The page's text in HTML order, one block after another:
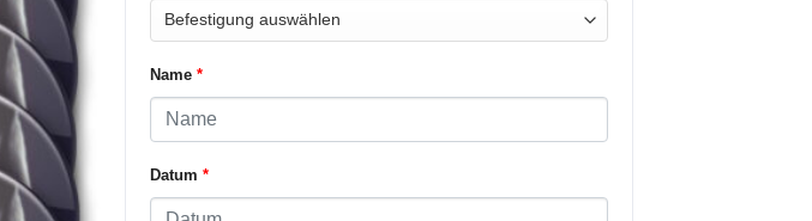
Name*
Datum *